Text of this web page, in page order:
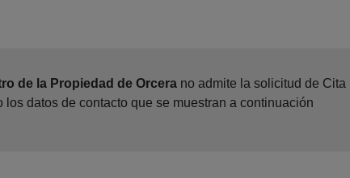
de la Propiedad de Orcera no admite la solicitud de
los datos de contacto que se muestran a continuación